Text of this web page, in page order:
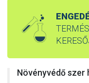
Növényvédő szer